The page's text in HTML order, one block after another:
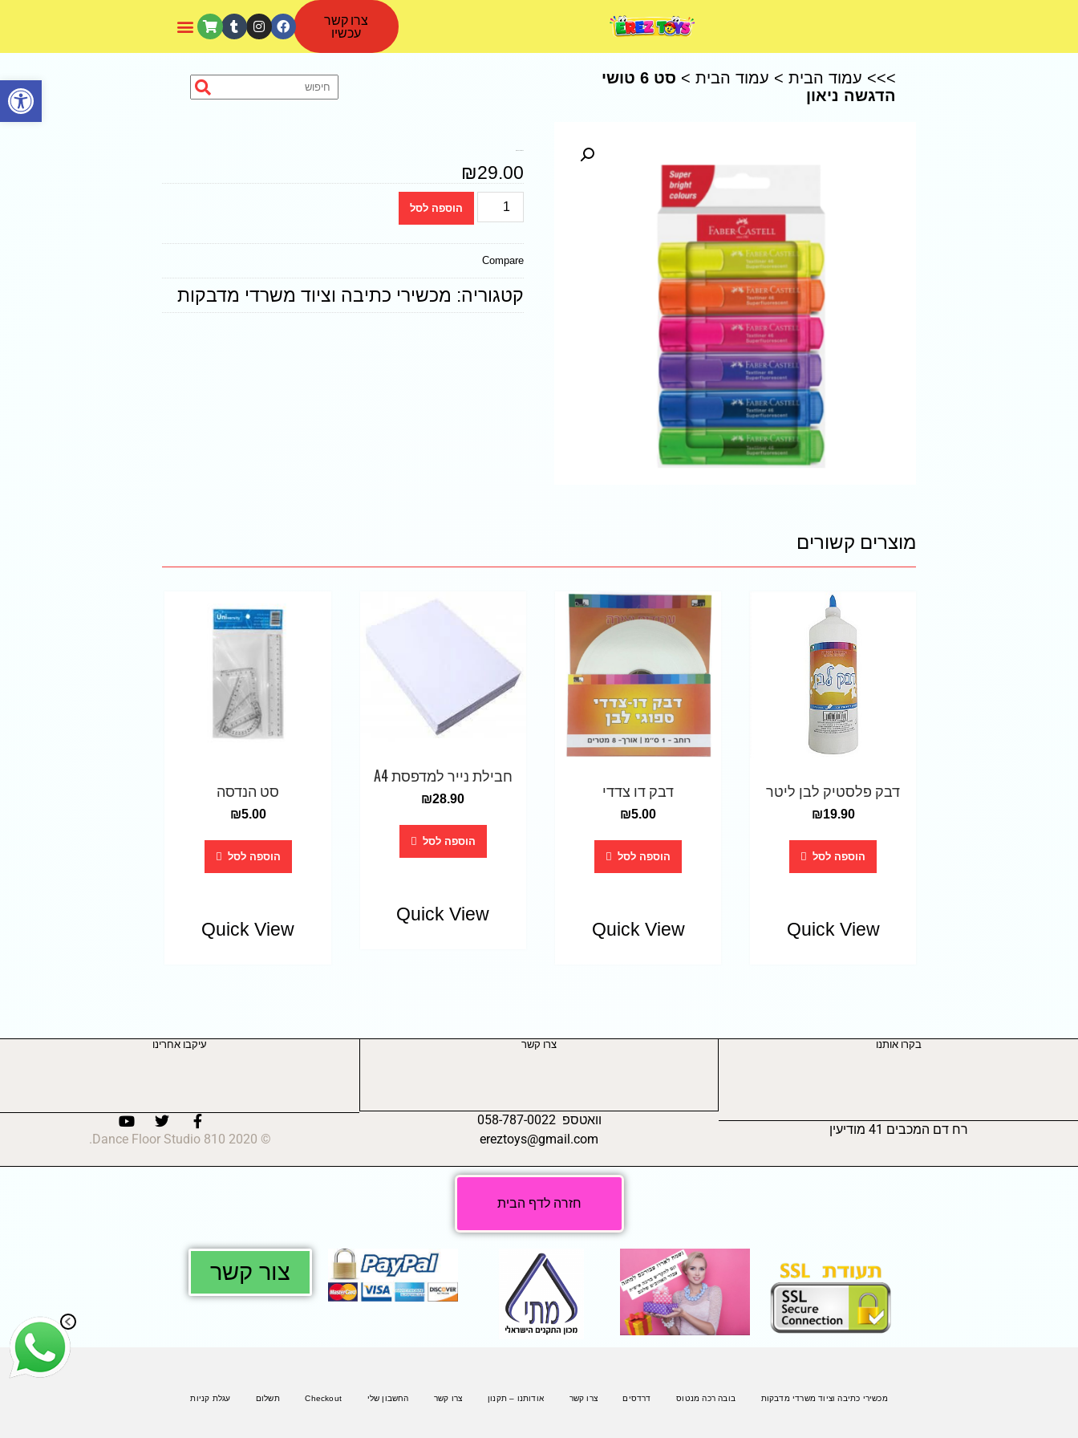
פתח סרגל נגישות
צרו קשר
עכשיו
>>> עמוד הבית > עמוד הבית >
סט 6 טושי
הדגשה ניאון
₪29.00
הוספה לסל
Compare
קטגוריה: מכשירי כתיבה וציוד משרדי מדבקות
מוצרים קשורים
דבק פלסטיק לבן ליטר
₪19.90
הוספה לסל
Quick View
דבק דו צדדי
₪5.00
הוספה לסל
Quick View
חבילת נייר למדפסת A4
₪28.90
הוספה לסל
Quick View
סט הנדסה
₪5.00
הוספה לסל
Quick View
בקרו אותנו
רח דם המכבים 41 מודיעין
צרו קשר
וואטספ 058-787-0022
ereztoys@gmail.com
עיקבו אחרינו
© 2020 810 Dance Floor Studio.
חזרה לדף הבית
צור קשר
מכשירי כתיבה וציוד משרדי מדבקות בובה רכה מנטוס דרדסים צרו קשר אודותנו – תקנון צרו קשר החשבון שלי Checkout תשלום עגלת קניות